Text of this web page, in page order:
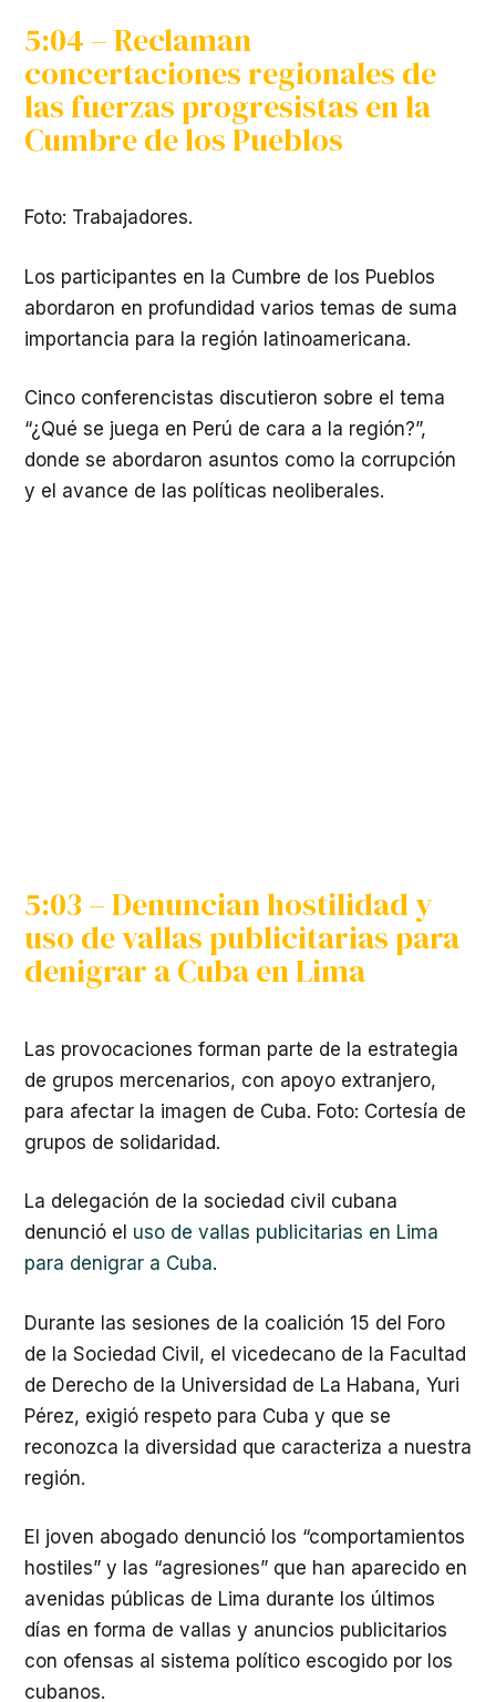
5:04 – Reclaman
concertaciones regionales de
las fuerzas progresistas en la
Cumbre de los Pueblos
Foto: Trabajadores.
Los participantes en la Cumbre de los Pueblos
abordaron en profundidad varios temas de suma
importancia para la región latinoamericana.
Cinco conferencistas discutieron sobre el tema
“¿Qué se juega en Perú de cara a la región?”,
donde se abordaron asuntos como la corrupción
y el avance de las políticas neoliberales.
5:03 – Denuncian hostilidad y
uso de vallas publicitarias para
denigrar a Cuba en Lima
Las provocaciones forman parte de la estrategia
de grupos mercenarios, con apoyo extranjero,
para afectar la imagen de Cuba. Foto: Cortesía de
grupos de solidaridad.
La delegación de la sociedad civil cubana
denunció el uso de vallas publicitarias en Lima
para denigrar a Cuba.
Durante las sesiones de la coalición 15 del Foro
de la Sociedad Civil, el vicedecano de la Facultad
de Derecho de la Universidad de La Habana, Yuri
Pérez, exigió respeto para Cuba y que se
reconozca la diversidad que caracteriza a nuestra
región.
El joven abogado denunció los “comportamientos
hostiles” y las “agresiones” que han aparecido en
avenidas públicas de Lima durante los últimos
días en forma de vallas y anuncios publicitarios
con ofensas al sistema político escogido por los
cubanos.